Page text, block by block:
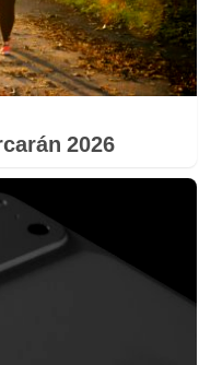
2026